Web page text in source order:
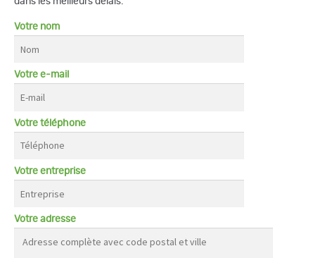
Votre nom
Votre e-mail
Votre téléphone
Votre entreprise
Votre adresse